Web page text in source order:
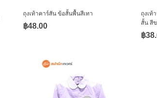
ถุงเท้าคาร์สัน ข้อสั้นพื้นสีเทา
฿48.00
ถุงเท้
สั้น สี
฿